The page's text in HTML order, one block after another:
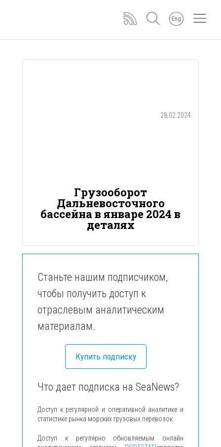
Eng
28.02.2024
Грузооборот
Дальневосточного
бассейна в январе 2024 в
деталях
Станьте нашим подписчиком,
чтобы получить доступ к
отраслевым аналитическим
материалам.
Купить подписку
Что дает подписка на SeaNews?
Доступ к регулярной и оперативной аналитике и
статистике рынка морских грузовых перевозок.
Доступ к регулярно обновляемым онлайн